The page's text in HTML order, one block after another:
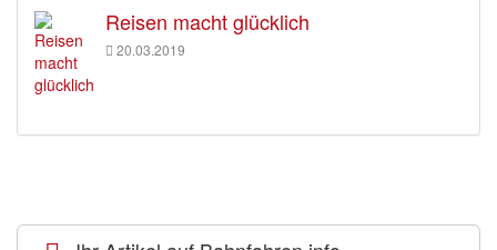
Reisen macht glücklich
20.03.2019